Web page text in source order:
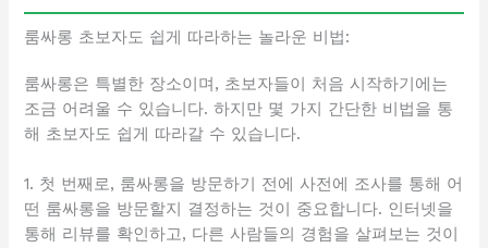
룸싸롱 초보자도 쉽게 따라하는 놀라운 비법:
룸싸롱은 특별한 장소이며, 초보자들이 처음 시작하기에는
조금 어려울 수 있습니다. 하지만 몇 가지 간단한 비법을 통
해 초보자도 쉽게 따라갈 수 있습니다.
1. 첫 번째로, 룸싸롱을 방문하기 전에 사전에 조사를 통해 어
떤 룸싸롱을 방문할지 결정하는 것이 중요합니다. 인터넷을
통해 리뷰를 확인하고, 다른 사람들의 경험을 살펴보는 것이